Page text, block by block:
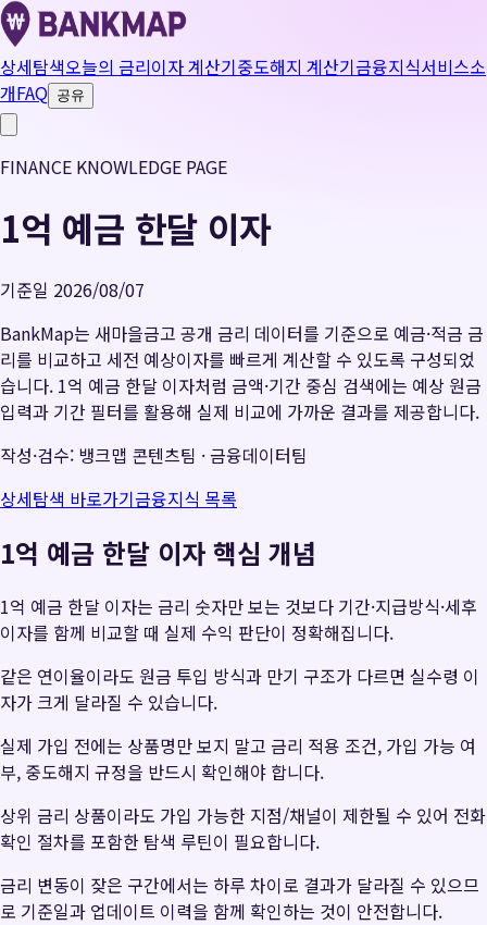
상세탐색오늘의 금리이자 계산기중도해지 계산기금융지식서비스소
개FAQ 공유
FINANCE KNOWLEDGE PAGE
1억 예금 한달 이자
기준일 2026/08/07
BankMap는 새마을금고 공개 금리 데이터를 기준으로 예금·적금 금
리를 비교하고 세전 예상이자를 빠르게 계산할 수 있도록 구성되었
습니다. 1억 예금 한달 이자처럼 금액·기간 중심 검색에는 예상 원금
입력과 기간 필터를 활용해 실제 비교에 가까운 결과를 제공합니다.
작성·검수: 뱅크맵 콘텐츠팀 · 금융데이터팀
상세탐색 바로가기금융지식 목록
1억 예금 한달 이자 핵심 개념
1억 예금 한달 이자는 금리 숫자만 보는 것보다 기간·지급방식·세후
이자를 함께 비교할 때 실제 수익 판단이 정확해집니다.
같은 연이율이라도 원금 투입 방식과 만기 구조가 다르면 실수령 이
자가 크게 달라질 수 있습니다.
실제 가입 전에는 상품명만 보지 말고 금리 적용 조건, 가입 가능 여
부, 중도해지 규정을 반드시 확인해야 합니다.
상위 금리 상품이라도 가입 가능한 지점/채널이 제한될 수 있어 전화
확인 절차를 포함한 탐색 루틴이 필요합니다.
금리 변동이 잦은 구간에서는 하루 차이로 결과가 달라질 수 있으므
로 기준일과 업데이트 이력을 함께 확인하는 것이 안전합니다.